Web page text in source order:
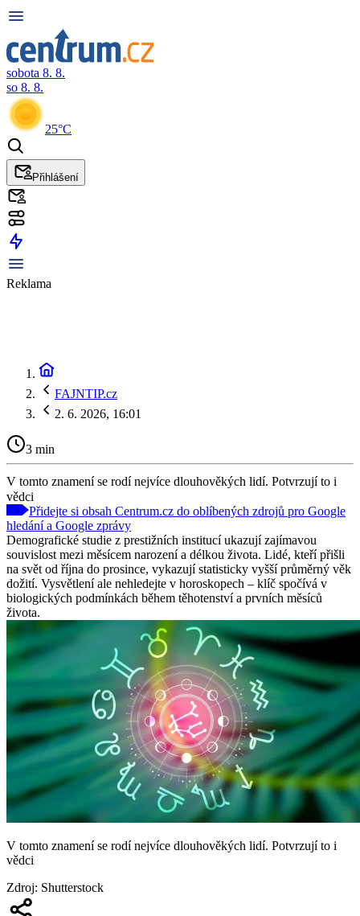
sobota 8. 8.
so 8. 8.
25°C
Přihlášení
Reklama
FAJNTIP.cz
2. 6. 2026, 16:01
3 min
V tomto znamení se rodí nejvíce dlouhověkých lidí. Potvrzují to i
vědci
Přidejte si obsah Centrum.cz do oblíbených zdrojů pro Google
hledání a Google zprávy
Demografické studie z prestižních institucí ukazují zajímavou
souvislost mezi měsícem narození a délkou života. Lidé, kteří přišli
na svět od října do prosince, vykazují statisticky vyšší průměrný věk
dožití. Vysvětlení ale nehledejte v horoskopech – klíč spočívá v
biologických podmínkách během těhotenství a prvních měsíců
života.
V tomto znamení se rodí nejvíce dlouhověkých lidí. Potvrzují to i
vědci
Zdroj: Shutterstock